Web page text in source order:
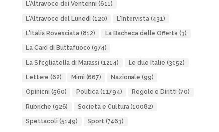
L'Altravoce dei Ventenni (611)
L'Altravoce del Lunedì (120) L'Intervista(431)
L'Italia Rovesciata(812) La Bacheca delle Offerte (3)
La Card di Buttafuoco (974)
La Sfogliatella di Marassi (1214) Le due Italie (3052)
Lettere (62) Mimì (667) Nazionale (99)
Opinioni (560) Politica(11794) Regole e Diritti (70)
Rubriche (926) Società e Cultura(10082)
Spettacoli (5149) Sport(7463)